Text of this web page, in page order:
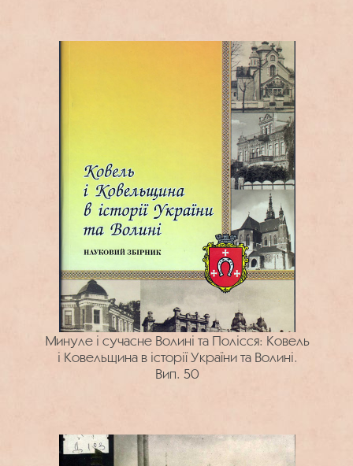
Минуле і сучасне Волині та Полісся: Ковель
і Ковельщина в історії України та Волині.
Вип. 50